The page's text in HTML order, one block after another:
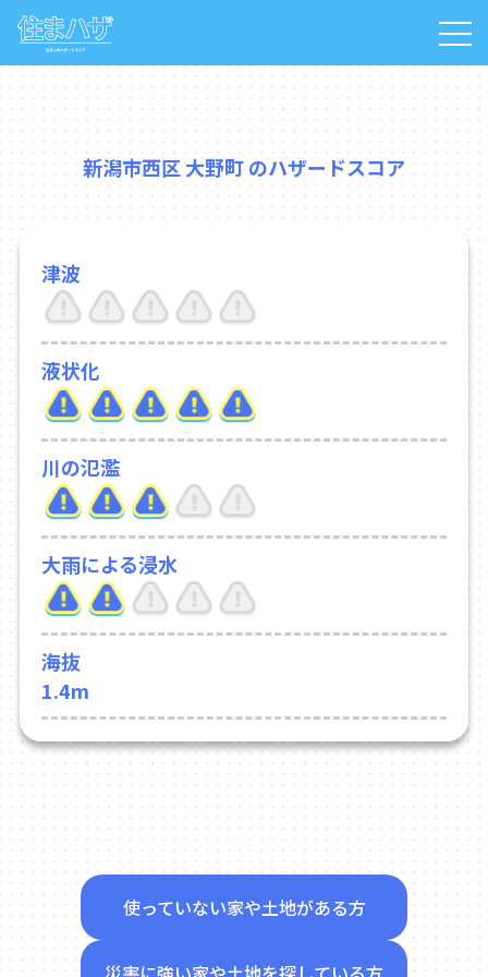
新潟市西区 大野町 のハザードスコア
津波
液状化
川の氾濫
大雨による浸水
海抜
1.4m
使っていない家や土地がある方